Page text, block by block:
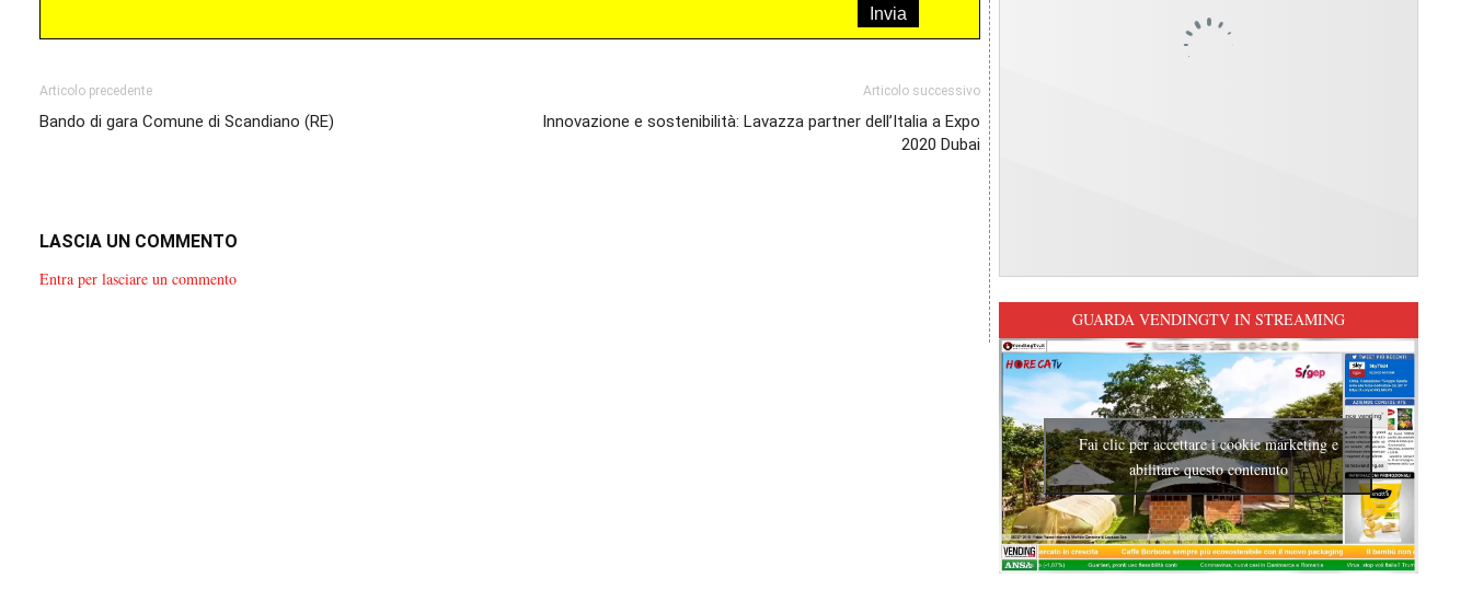
Articolo precedente
Bando di gara Comune di Scandiano (RE)
Articolo successivo
Innovazione e sostenibilità: Lavazza partner dell’Italia a Expo
2020 Dubai
LASCIA UN COMMENTO
Entra per lasciare un commento
GUARDA VENDINGTV IN STREAMING
Fai clic per accettare i cookie marketing e
abilitare questo contenuto